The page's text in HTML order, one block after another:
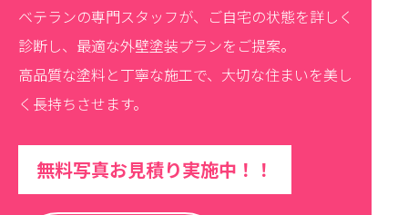
ベテランの専門スタッフが、ご自宅の状態を詳しく
診断し、最適な外壁塗装プランをご提案。
高品質な塗料と丁寧な施工で、大切な住まいを美し
く長持ちさせます。
無料写真お見積り実施中！！